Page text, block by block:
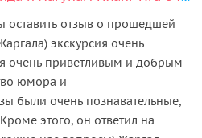
оставить отзыв о прошедшей
экскурсия очень
очень приветливым и добрым
юмора и
были очень познавательные,
этого, он ответил на